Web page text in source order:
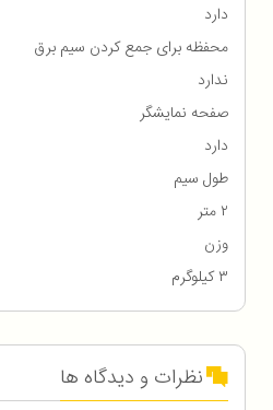
دارد
محفظه برای جمع كردن سیم برق
ندارد
صفحه نمایشگر
دارد
طول سیم
۲ متر
وزن
۳ کیلوگرم
نظرات و دیدگاه ها